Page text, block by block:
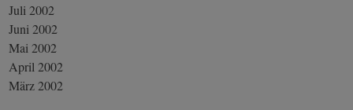
Juli 2002
Juni 2002
Mai 2002
April 2002
März 2002